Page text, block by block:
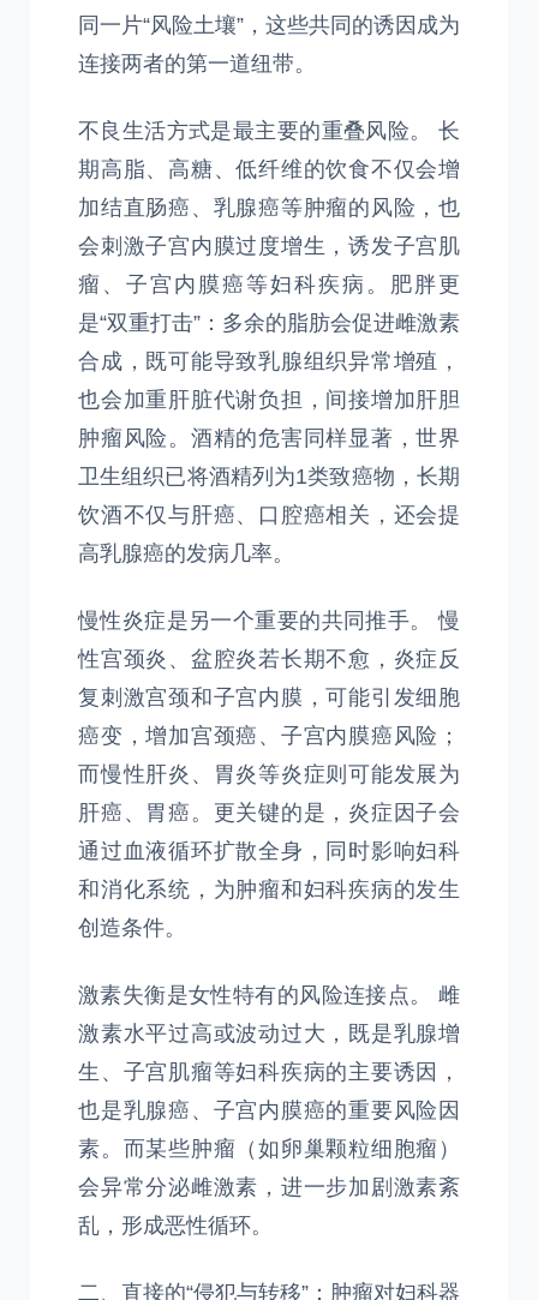
同一片“风险土壤”，这些共同的诱因成为
连接两者的第一道纽带。
不良生活方式是最主要的重叠风险。 长
期高脂、高糖、低纤维的饮食不仅会增
加结直肠癌、乳腺癌等肿瘤的风险，也
会刺激子宫内膜过度增生，诱发子宫肌
瘤、子宫内膜癌等妇科疾病。肥胖更
是“双重打击”：多余的脂肪会促进雌激素
合成，既可能导致乳腺组织异常增殖，
也会加重肝脏代谢负担，间接增加肝胆
肿瘤风险。酒精的危害同样显著，世界
卫生组织已将酒精列为1类致癌物，长期
饮酒不仅与肝癌、口腔癌相关，还会提
高乳腺癌的发病几率。
慢性炎症是另一个重要的共同推手。 慢
性宫颈炎、盆腔炎若长期不愈，炎症反
复刺激宫颈和子宫内膜，可能引发细胞
癌变，增加宫颈癌、子宫内膜癌风险；
而慢性肝炎、胃炎等炎症则可能发展为
肝癌、胃癌。更关键的是，炎症因子会
通过血液循环扩散全身，同时影响妇科
和消化系统，为肿瘤和妇科疾病的发生
创造条件。
激素失衡是女性特有的风险连接点。 雌
激素水平过高或波动过大，既是乳腺增
生、子宫肌瘤等妇科疾病的主要诱因，
也是乳腺癌、子宫内膜癌的重要风险因
素。而某些肿瘤（如卵巢颗粒细胞瘤）
会异常分泌雌激素，进一步加剧激素紊
乱，形成恶性循环。
二、直接的“侵犯与转移”：肿瘤对妇科器